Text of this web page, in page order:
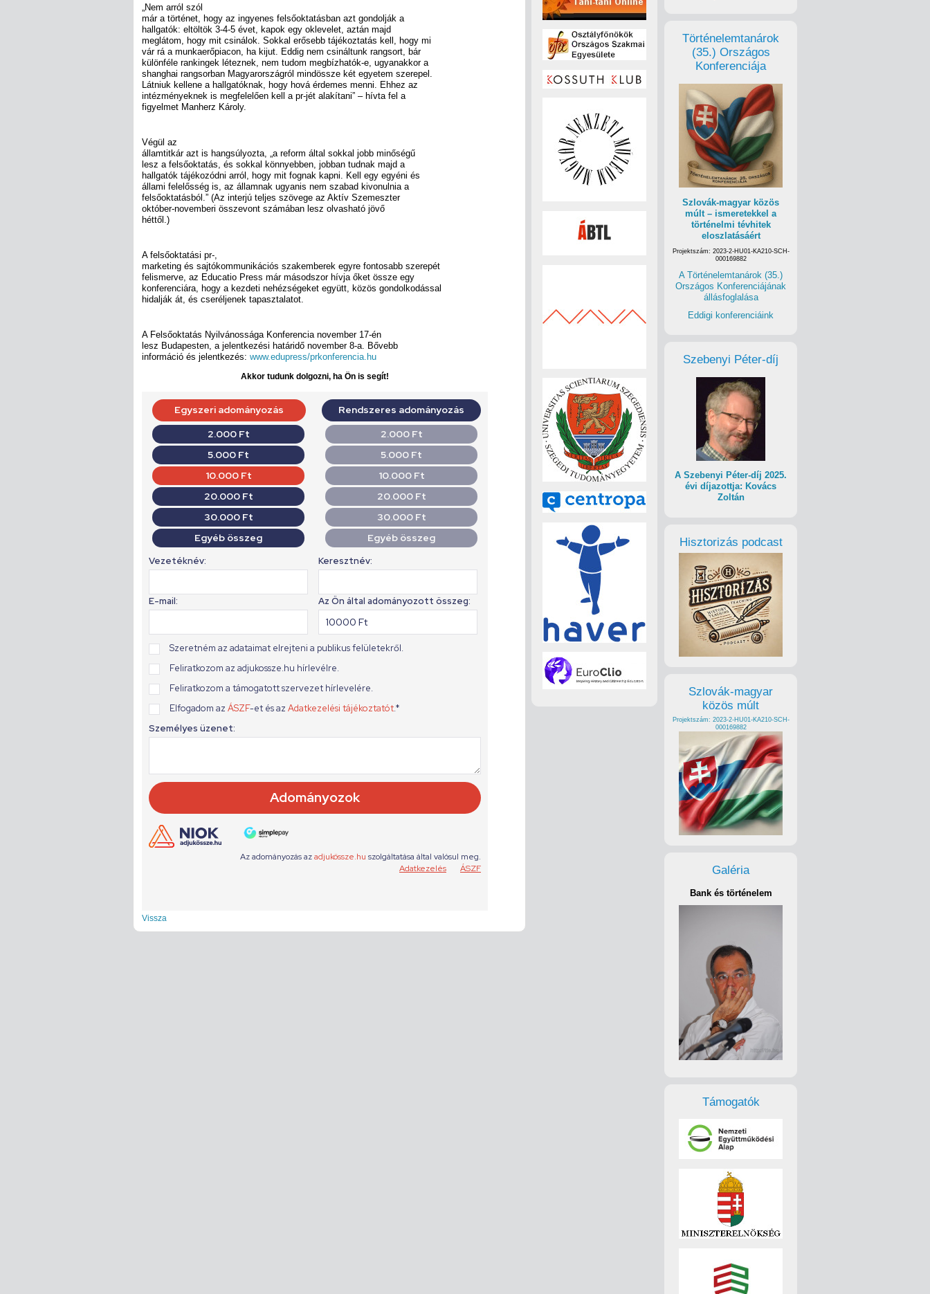
„Nem arról szól
már a történet, hogy az ingyenes felsőoktatásban azt gondolják a
hallgatók: eltöltök 3-4-5 évet, kapok egy oklevelet, aztán majd
meglátom, hogy mit csinálok. Sokkal erősebb tájékoztatás kell, hogy mi
vár rá a munkaerőpiacon, ha kijut. Eddig nem csináltunk rangsort, bár
különféle rankingek léteznek, nem tudom megbízhatók-e, ugyanakkor a
shanghai rangsorban Magyarországról mindössze két egyetem szerepel.
Látniuk kellene a hallgatóknak, hogy hová érdemes menni. Ehhez az
intézményeknek is megfelelően kell a pr-jét alakítani” – hívta fel a
figyelmet Manherz Károly.
Végül az
államtitkár azt is hangsúlyozta, „a reform által sokkal jobb minőségű
lesz a felsőoktatás, és sokkal könnyebben, jobban tudnak majd a
hallgatók tájékozódni arról, hogy mit fognak kapni. Kell egy egyéni és
állami felelősség is, az államnak ugyanis nem szabad kivonulnia a
felsőoktatásból.” (Az interjú teljes szövege az Aktív Szemeszter
október-novemberi összevont számában lesz olvasható jövő
héttől.)
A felsőoktatási pr-,
marketing és sajtókommunikációs szakemberek egyre fontosabb szerepét
felismerve, az Educatio Press már másodszor hívja őket össze egy
konferenciára, hogy a kezdeti nehézségeket együtt, közös gondolkodással
hidalják át, és cseréljenek tapasztalatot.
A Felsőoktatás Nyilvánossága Konferencia november 17-én
lesz Budapesten, a jelentkezési határidő november 8-a. Bővebb
információ és jelentkezés: www.edupress/prkonferencia.hu
Akkor tudunk dolgozni, ha Ön is segít!
Vissza
Történelemtanárok
(35.) Országos
Konferenciája
Szlovák-magyar közös
múlt – ismeretekkel a
történelmi tévhitek
eloszlatásáért
Projektszám: 2023-2-HU01-KA210-SCH-
000169882
A Történelemtanárok (35.)
Országos Konferenciájának
állásfoglalása
Eddigi konferenciáink
Szebenyi Péter-díj
A Szebenyi Péter-díj 2025.
évi díjazottja: Kovács
Zoltán
Hisztorizás podcast
Szlovák-magyar
közös múlt
Projektszám: 2023-2-HU01-KA210-SCH-
000169882
Galéria
Bank és történelem
Támogatók